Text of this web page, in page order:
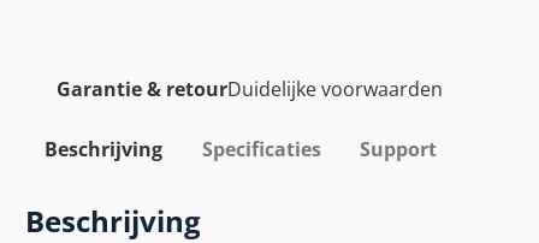
Garantie & retourDuidelijke voorwaarden
Beschrijving Specificaties Support
Beschrijving